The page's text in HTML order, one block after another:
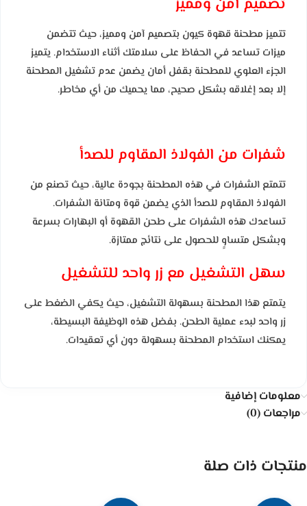
تصميم آمن ومميز
تتميز مطحنة قهوة كيون بتصميم آمن ومميز، حيث تتضمن
ميزات تساعد في الحفاظ على سلامتك أثناء الاستخدام. يتميز
الجزء العلوي للمطحنة بقفل أمان يضمن عدم تشغيل المطحنة
إلا بعد إغلاقه بشكل صحيح، مما يحميك من أي مخاطر.
شفرات من الفولاذ المقاوم للصدأ
تتمتع الشفرات في هذه المطحنة بجودة عالية، حيث تصنع من
الفولاذ المقاوم للصدأ الذي يضمن قوة ومتانة الشفرات.
تساعدك هذه الشفرات على طحن القهوة أو البهارات بسرعة
وبشكل متساوٍ للحصول على نتائج ممتازة.
سهل التشغيل مع زر واحد للتشغيل
يتمتع هذا المطحنة بسهولة التشغيل، حيث يكفي الضغط على
زر واحد لبدء عملية الطحن. بفضل هذه الوظيفة البسيطة،
يمكنك استخدام المطحنة بسهولة دون أي تعقيدات.
معلومات إضافية
مراجعات (0)
منتجات ذات صلة